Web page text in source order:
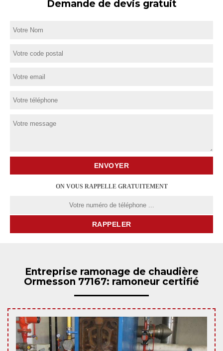
Demande de devis gratuit
ON VOUS RAPPELLE GRATUITEMENT
Entreprise ramonage de chaudière
Ormesson 77167: ramoneur certifié